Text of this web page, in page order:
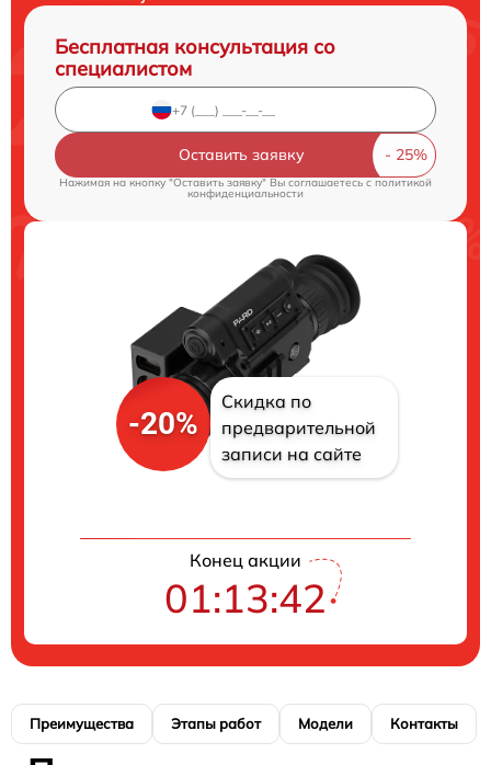
Бесплатная консультация со
специалистом
Оставить заявку
Нажимая на кнопку "Оставить заявку" Вы соглашаетесь c политикой
конфиденциальности
-20%
Скидка по
предварительной
записи на сайте
Конец акции
01:13:42
Преимущества Этапы работ Модели Контакты